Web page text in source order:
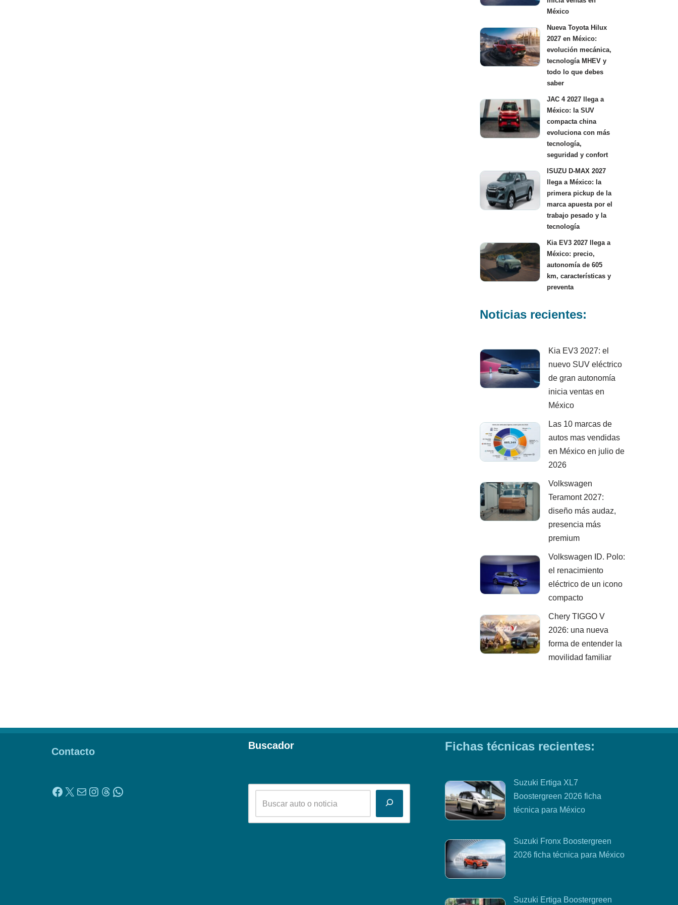
México
Nueva Toyota Hilux
2027 en México:
evolución mecánica,
tecnología MHEV y
todo lo que debes
saber
JAC 4 2027 llega a
México: la SUV
compacta china
evoluciona con más
tecnología,
seguridad y confort
ISUZU D-MAX 2027
llega a México: la
primera pickup de la
marca apuesta por el
trabajo pesado y la
tecnología
Kia EV3 2027 llega a
México: precio,
autonomía de 605
km, características y
preventa
Noticias recientes:
Kia EV3 2027: el
nuevo SUV eléctrico
de gran autonomía
inicia ventas en
México
Las 10 marcas de
autos mas vendidas
en México en julio de
2026
Volkswagen
Teramont 2027:
diseño más audaz,
presencia más
premium
Volkswagen ID. Polo:
el renacimiento
eléctrico de un icono
compacto
Chery TIGGO V
2026: una nueva
forma de entender la
movilidad familiar
Contacto
Buscador Fichas técnicas recientes:
Suzuki Ertiga XL7
Boostergreen 2026 ficha
técnica para México
Suzuki Fronx Boostergreen
2026 ficha técnica para México
Suzuki Ertiga Boostergreen